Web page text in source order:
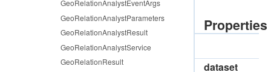
Properties
dataset
GeoRelationAnalystEventArgs
GeoRelationAnalystParameters
GeoRelationAnalystResult
GeoRelationAnalystService
GeoRelationResult